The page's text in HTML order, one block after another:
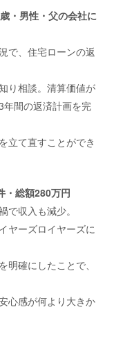
・男性・父の会社に
で、住宅ローンの返
り相談。清算価値が
間の返済計画を完
立て直すことができ
・総額280万円
収入も減少。
ヤーズロイヤーズに
確にしたことで、
心感が何より大きか